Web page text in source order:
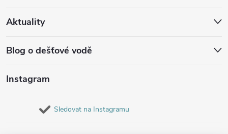
Aktuality
Blog o dešťové vodě
Instagram
Sledovat na Instagramu